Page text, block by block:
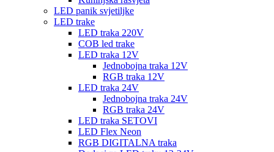
LED panik svjetiljke
LED trake
LED traka 220V
COB led trake
LED traka 12V
Jednobojna traka 12V
RGB traka 12V
LED traka 24V
Jednobojna traka 24V
RGB traka 24V
LED traka SETOVI
LED Flex Neon
RGB DIGITALNA traka